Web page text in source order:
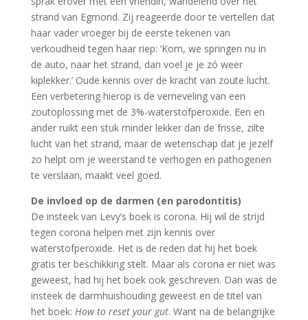
strand van Egmond. Zij reageerde door te vertellen dat
haar vader vroeger bij de eerste tekenen van
verkoudheid tegen haar riep: ‘Kom, we springen nu in
de auto, naar het strand, dan voel je je zó weer
kiplekker.’ Oude kennis over de kracht van zoute lucht.
Een verbetering hierop is de verneveling van een
zoutoplossing met de 3%-waterstofperoxide. Een en
ander ruikt een stuk minder lekker dan de frisse, zilte
lucht van het strand, maar de wetenschap dat je jezelf
zo helpt om je weerstand te verhogen en pathogenen
te verslaan, maakt veel goed.
De invloed op de darmen (en parodontitis)
De insteek van Levy’s boek is corona. Hij wil de strijd
tegen corona helpen met zijn kennis over
waterstofperoxide. Het is de reden dat hij het boek
gratis ter beschikking stelt. Maar als corona er niet was
geweest, had hij het boek ook geschreven. Dan was de
insteek de darmhuishouding geweest en de titel van
het boek: How to reset your gut. Want na de belangrijke